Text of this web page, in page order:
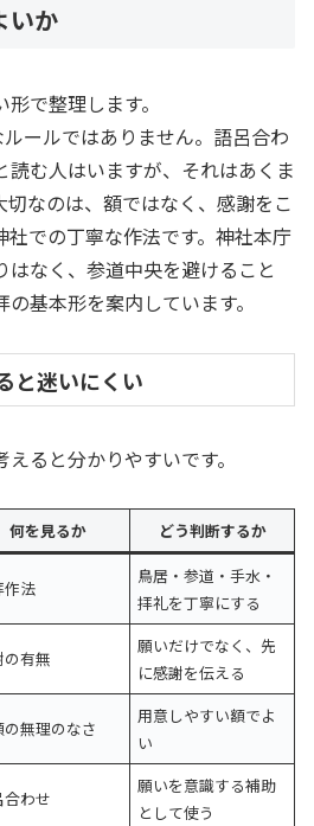
いか
で整理します。
ールではありません。語呂合わ
む人はいますが、それはあくま
なのは、額ではなく、感謝をこ
社での丁寧な作法です。神社本庁
はなく、参道中央を避けること
基本形を案内しています。
と迷いにくい
ると分かりやすいです。
何を見るか どう判断するか
作法
鳥居・参道・手水・
拝礼を丁寧にする
の有無
願いだけでなく、先
に感謝を伝える
の無理のなさ
用意しやすい額でよ
い
合わせ
願いを意識する補助
として使う